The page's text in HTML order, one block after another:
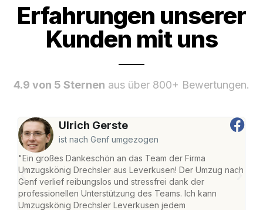
Erfahrungen unserer
Kunden mit uns
4.9 von 5 Sternen aus über 800+ Bewertungen.
Ulrich Gerste
ist nach Genf umgezogen
"Ein großes Dankeschön an das Team der Firma
Umzugskönig Drechsler aus Leverkusen! Der Umzug nach
Genf verlief reibungslos und stressfrei dank der
professionellen Unterstützung des Teams. Ich kann
Umzugskönig Drechsler Leverkusen jedem